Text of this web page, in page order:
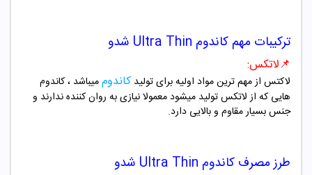
ترکیبات مهم کاندوم Ultra Thin شدو
📌لاتکس:
لاکتس از مهم ترین مواد اولیه برای تولید کاندوممیباشد ، کاندوم
هایی که از لاتکس تولید میشود معمولا نیازی به روان کننده ندارند و
جنس بسیار مقاوم و بالایی دارد.
طرز مصرف کاندوم Ultra Thin شدو